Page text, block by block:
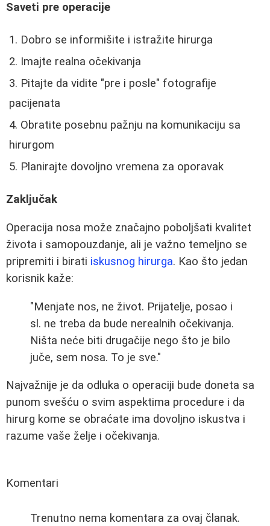
Saveti pre operacije
Dobro se informišite i istražite hirurga
Imajte realna očekivanja
Pitajte da vidite "pre i posle" fotografije
pacijenata
Obratite posebnu pažnju na komunikaciju sa
hirurgom
Planirajte dovoljno vremena za oporavak
Zaključak
Operacija nosa može značajno poboljšati kvalitet
života i samopouzdanje, ali je važno temeljno se
pripremiti i birati iskusnog hirurga. Kao što jedan
korisnik kaže:
"Menjate nos, ne život. Prijatelje, posao i
sl. ne treba da bude nerealnih očekivanja.
Ništa neće biti drugačije nego što je bilo
juče, sem nosa. To je sve."
Najvažnije je da odluka o operaciji bude doneta sa
punom svešću o svim aspektima procedure i da
hirurg kome se obraćate ima dovoljno iskustva i
razume vaše želje i očekivanja.
Komentari
Trenutno nema komentara za ovaj članak.